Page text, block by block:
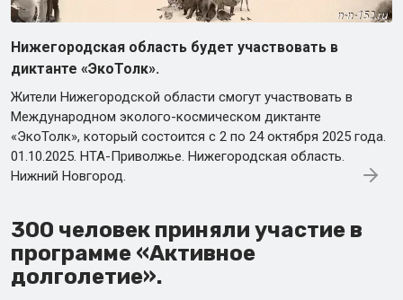
Нижегородская область будет участвовать в
диктанте «ЭкоТолк».
Жители Нижегородской области смогут участвовать в
Международном эколого-космическом диктанте
«ЭкоТолк», который состоится с 2 по 24 октября 2025 года.
01.10.2025. НТА-Приволжье. Нижегородская область.
Нижний Новгород.
300 человек приняли участие в
программе «Активное
долголетие».